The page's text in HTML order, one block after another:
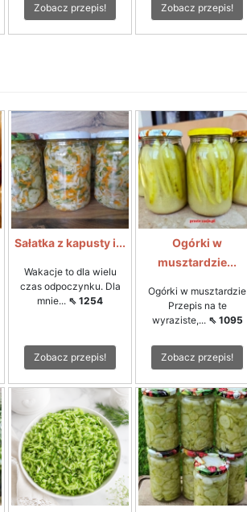
Zobacz przepis! Zobacz przepis!
Sałatka z kapusty i...
Wakacje to dla wielu
czas odpoczynku. Dla
mnie... ⇖ 1254
Zobacz przepis!
Ogórki w
musztardzie...
Ogórki w musztardzie
Przepis na te
wyraziste,... ⇖ 1095
Zobacz przepis!